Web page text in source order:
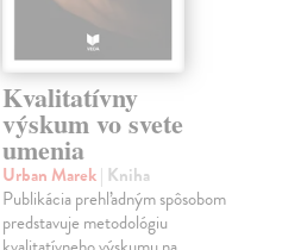
Kvalitatívny
výskum vo svete
umenia
Urban Marek| Kniha
Publikácia prehľadným spôsobom
predstavuje metodológiu